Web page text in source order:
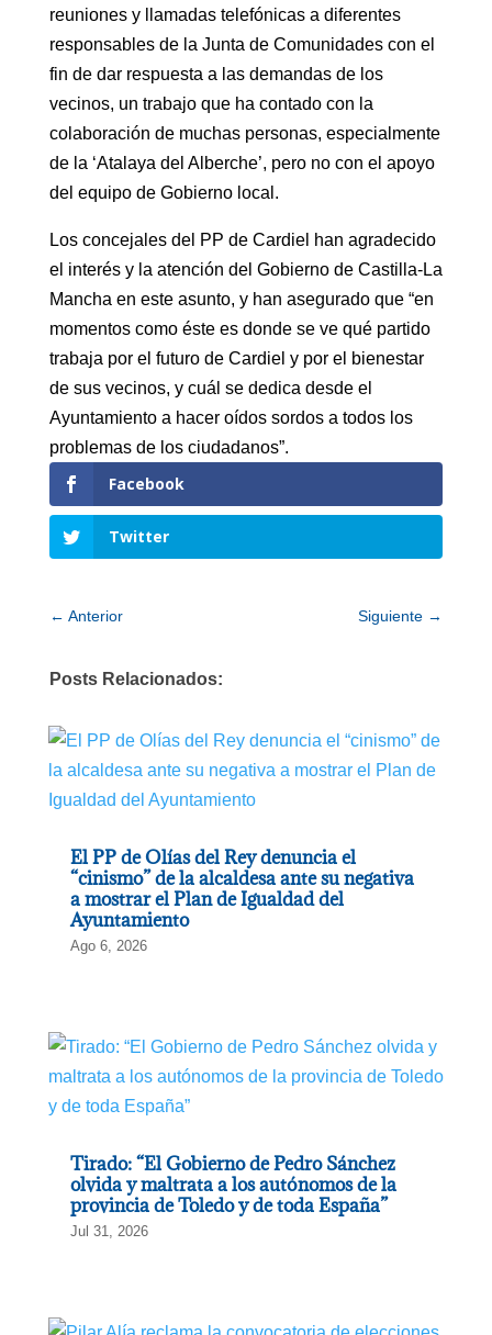
reuniones y llamadas telefónicas a diferentes
responsables de la Junta de Comunidades con el
fin de dar respuesta a las demandas de los
vecinos, un trabajo que ha contado con la
colaboración de muchas personas, especialmente
de la ‘Atalaya del Alberche’, pero no con el apoyo
del equipo de Gobierno local.
Los concejales del PP de Cardiel han agradecido
el interés y la atención del Gobierno de Castilla-La
Mancha en este asunto, y han asegurado que “en
momentos como éste es donde se ve qué partido
trabaja por el futuro de Cardiel y por el bienestar
de sus vecinos, y cuál se dedica desde el
Ayuntamiento a hacer oídos sordos a todos los
problemas de los ciudadanos”.
Facebook
Twitter
← Anterior Siguiente →
Posts Relacionados:
El PP de Olías del Rey denuncia el
“cinismo” de la alcaldesa ante su negativa
a mostrar el Plan de Igualdad del
Ayuntamiento
Ago 6, 2026
Tirado: “El Gobierno de Pedro Sánchez
olvida y maltrata a los autónomos de la
provincia de Toledo y de toda España”
Jul 31, 2026